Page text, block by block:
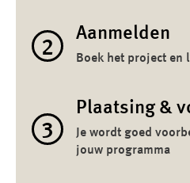
2
Aanmelden
Boek het project en
3
Plaatsing &
Je wordt goed
jouw programma